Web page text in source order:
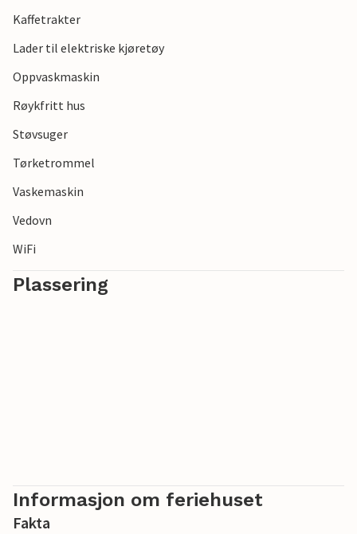
Kaffetrakter
Lader til elektriske kjøretøy
Oppvaskmaskin
Røykfritt hus
Støvsuger
Tørketrommel
Vaskemaskin
Vedovn
WiFi
Plassering
Informasjon om feriehuset
Fakta